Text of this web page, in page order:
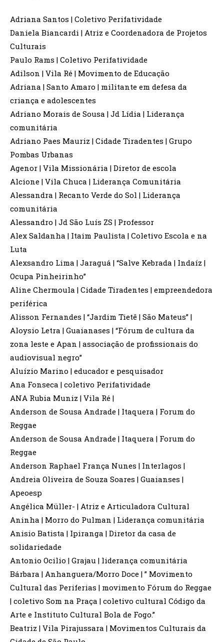
Adriana Santos | Coletivo Perifatividade
Daniela Biancardi | Atriz e Coordenadora de Projetos
Culturais
Paulo Rams | Coletivo Perifatividade
Adilson | Vila Ré | Movimento de Educação
Adriana | Santo Amaro | militante em defesa da
criança e adolescentes
Adriano Morais de Sousa | Jd Lídia | Liderança
comunitária
Adriano Paes Mauriz | Cidade Tiradentes | Grupo
Pombas Urbanas
Agenor | Vila Missionária | Diretor de escola
Alcione | Vila Chuca | Liderança Comunitária
Alessandra | Recanto Verde do Sol | Liderança
comunitária
Alessandro | Jd São Luís ZS | Professor
Alex Saldanha | Itaim Paulista | Coletivo Escola e na
Luta
Alexsandro Lima | Jaraguá | “Salve Kebrada | Indaíz |
Ocupa Pinheirinho”
Aline Chermoula | Cidade Tiradentes | empreendedora
periférica
Alisson Fernandes | “Jardim Tietê | São Mateus” |
Aloysio Letra | Guaianases | “Fórum de cultura da
zona leste e Apan | associação de profissionais do
audiovisual negro”
Aluízio Marino | educador e pesquisador
Ana Fonseca | coletivo Perifatividade
ANA Rubia Muniz | Vila Ré |
Anderson de Sousa Andrade | Itaquera | Forum do
Reggae
Anderson de Sousa Andrade | Itaquera | Forum do
Reggae
Anderson Raphael França Nunes | Interlagos |
Andreia Oliveira de Souza Soares | Guaianses |
Apeoesp
Angélica Müller- | Atriz e Articuladora Cultural
Aninha | Morro do Pulman | Liderança comunitária
Anisio Batista | Ipiranga | Diretor da casa de
solidariedade
Antonio Ocilio | Grajau | liderança comunitária
Bárbara | Anhanguera/Morro Doce | ” Movimento
Cultural das Periferias | movimento Fórum do Reggae
| coletivo Som na Praça | coletivo cultural Código da
Arte e Instituto Cultural Bola de Fogo.”
Beatriz | Vila Pirajussara | Movimentos Culturais da